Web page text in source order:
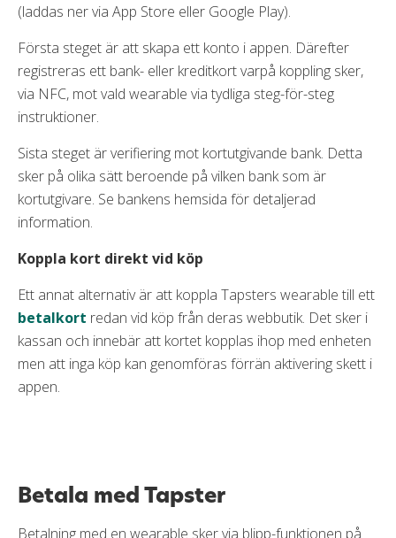
(laddas ner via App Store eller Google Play).
Första steget är att skapa ett konto i appen. Därefter
registreras ett bank- eller kreditkort varpå koppling sker,
via NFC, mot vald wearable via tydliga steg-för-steg
instruktioner.
Sista steget är verifiering mot kortutgivande bank. Detta
sker på olika sätt beroende på vilken bank som är
kortutgivare. Se bankens hemsida för detaljerad
information.
Koppla kort direkt vid köp
Ett annat alternativ är att koppla Tapsters wearable till ett
betalkort redan vid köp från deras webbutik. Det sker i
kassan och innebär att kortet kopplas ihop med enheten
men att inga köp kan genomföras förrän aktivering skett i
appen.
Betala med Tapster
Betalning med en wearable sker via blipp-funktionen på